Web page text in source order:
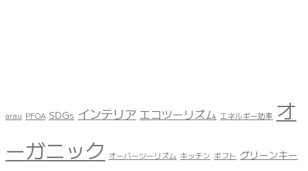
arau PFOA SDGs インテリア エコツーリズム エネルギー効率 オ
ーガニック オーバーツーリズム キッチン ギフト グリーンキー